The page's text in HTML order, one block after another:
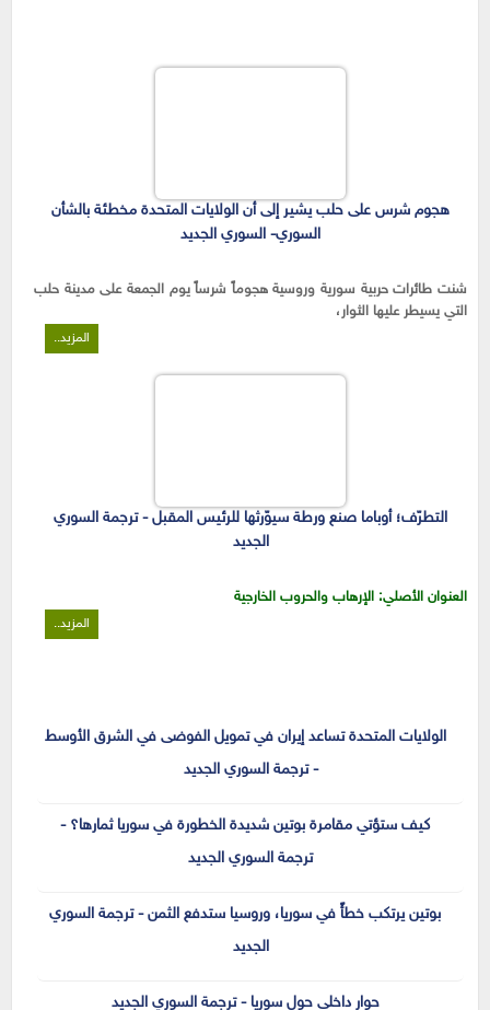
هجوم شرس على حلب يشير إلى أن الولايات المتحدة مخطئة بالشأن
السوري- السوري الجديد
شنت طائرات حربية سورية وروسية هجوماً شرساً يوم الجمعة على مدينة حلب
التي يسيطر عليها الثوار،
المزيد..
التطرّف؛ أوباما صنع ورطة سيوّرثها للرئيس المقبل - ترجمة السوري
الجديد
العنوان الأصلي: الإرهاب والحروب الخارجية
المزيد..
الولايات المتحدة تساعد إيران في تمويل الفوضى في الشرق الأوسط
- ترجمة السوري الجديد
كيف ستؤتي مقامرة بوتين شديدة الخطورة في سوريا ثمارها؟ -
ترجمة السوري الجديد
بوتين يرتكب خطأً في سوريا، وروسيا ستدفع الثمن - ترجمة السوري
الجديد
حوار داخلي حول سوريا - ترجمة السوري الجديد